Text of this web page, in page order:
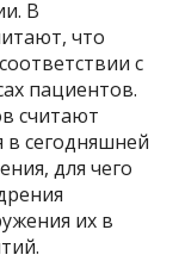
В
что
с
пациентов.
считают
сегодняшней
для чего
их в